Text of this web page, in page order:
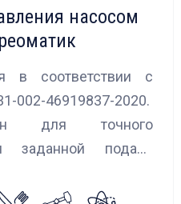
насосом
в соответствии с
46919837-2020.
для точного
заданной подачи
алгоритмов